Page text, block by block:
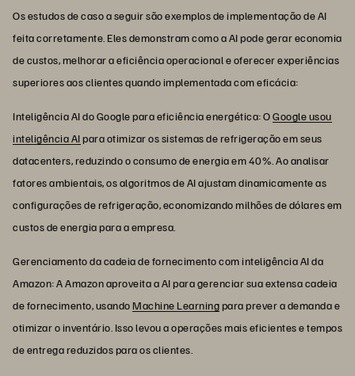
Os estudos de caso a seguir são exemplos de implementação de AI
feita corretamente. Eles demonstram como a AI pode gerar economia
de custos, melhorar a eficiência operacional e oferecer experiências
superiores aos clientes quando implementada com eficácia:
Inteligência AI do Google para eficiência energética: OGoogle usou
inteligência AIpara otimizar os sistemas de refrigeração em seus
datacenters, reduzindo o consumo de energia em 40%. Ao analisar
fatores ambientais, os algoritmos de AI ajustam dinamicamente as
configurações de refrigeração, economizando milhões de dólares em
custos de energia para a empresa.
Gerenciamento da cadeia de fornecimento com inteligência AI da
Amazon: A Amazon aproveita a AI para gerenciar sua extensa cadeia
de fornecimento, usandoMachine Learningpara prever a demanda e
otimizar o inventário. Isso levou a operações mais eficientes e tempos
de entrega reduzidos para os clientes.